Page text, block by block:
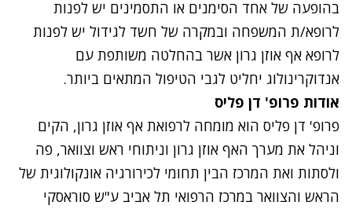
בהופעה של אחד הסימנים או התסמינים יש לפנות
לרופא/ת המשפחה ובמקרה של חשד לגידול יש לפנות
לרופא אף אוזן גרון אשר בהחלטה משותפת עם
אנדוקרינולוג יחליט לגבי הטיפול המתאים ביותר.
אודות פרופ' דן פליס
פרופ' דן פליס הוא מומחה לרפואת אף אוזן גרון, הקים
וניהל את מערך האף אוזן גרון וניתוחי ראש וצוואר, פה
ולסתות ואת המרכז הבין תחומי לכירורגיה אונקולוגית של
הראש והצוואר במרכז הרפואי תל אביב ע"ש סוראסקי